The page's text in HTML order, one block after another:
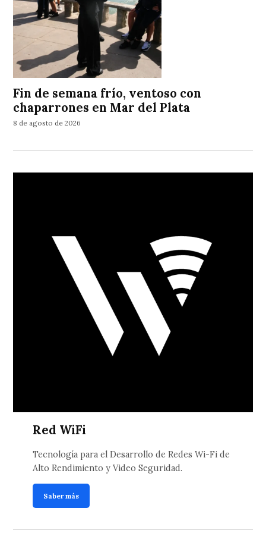
Fin de semana frío, ventoso con
chaparrones en Mar del Plata
8 de agosto de 2026
Red WiFi
Tecnología para el Desarrollo de Redes Wi-Fi de
Alto Rendimiento y Video Seguridad.
Saber más